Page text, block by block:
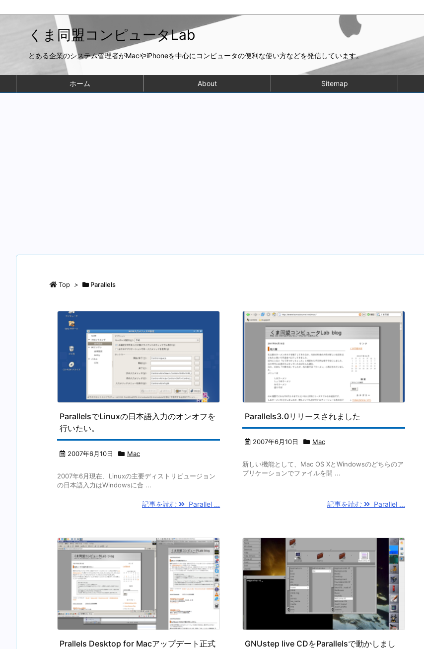
くま同盟コンピュータLab
とある企業のシステム管理者がMacやiPhoneを中心にコンピュータの便利な使い方などを発信しています。
ホーム About Sitemap
Top > Parallels
ParallelsでLinuxの日本語入力のオンオフを
行いたい。
2007年6月10日 Mac
2007年6月現在、Linuxの主要ディストリビュージョン
の日本語入力はWindowsに合 ...
記事を読む Parallel ...
Parallels3.0リリースされました
2007年6月10日 Mac
新しい機能として、Mac OS XとWindowsのどちらのア
プリケーションでファイルを開 ...
記事を読む Parallel ...
Prallels Desktop for Macアップデート正式
GNUstep live CDをParallelsで動かしまし